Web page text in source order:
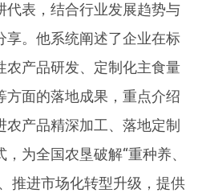
代表，结合行业发展趋势与
享。他系统阐述了企业在标
农产品研发、定制化主食量
方面的落地成果，重点介绍
产品精深加工、落地定制
为全国农垦破解“重种养、
推进市场化转型升级，提供